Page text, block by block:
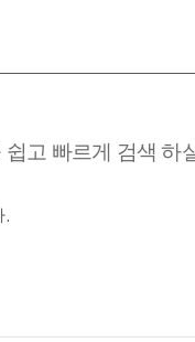
고 빠르게 검색 하